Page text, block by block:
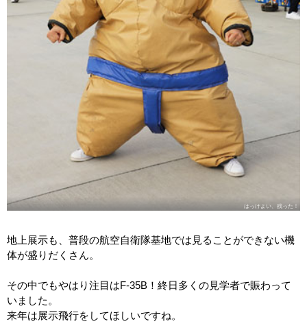
はっけよい、残った！
地上展示も、普段の航空自衛隊基地では見ることができない機
体が盛りだくさん。
その中でもやはり注目はF-35B！終日多くの見学者で賑わって
いました。
来年は展示飛行をしてほしいですね。